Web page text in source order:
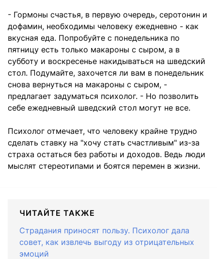
- Гормоны счастья, в первую очередь, серотонин и
дофамин, необходимы человеку ежедневно - как
вкусная еда. Попробуйте с понедельника по
пятницу есть только макароны с сыром, а в
субботу и воскресенье накидываться на шведский
стол. Подумайте, захочется ли вам в понедельник
снова вернуться на макароны с сыром, -
предлагает задуматься психолог. - Но позволить
себе ежедневный шведский стол могут не все.
Психолог отмечает, что человеку крайне трудно
сделать ставку на "хочу стать счастливым" из-за
страха остаться без работы и доходов. Ведь люди
мыслят стереотипами и боятся перемен в жизни.
ЧИТАЙТЕ ТАКЖЕ
Страдания приносят пользу. Психолог дала
совет, как извлечь выгоду из отрицательных
эмоций